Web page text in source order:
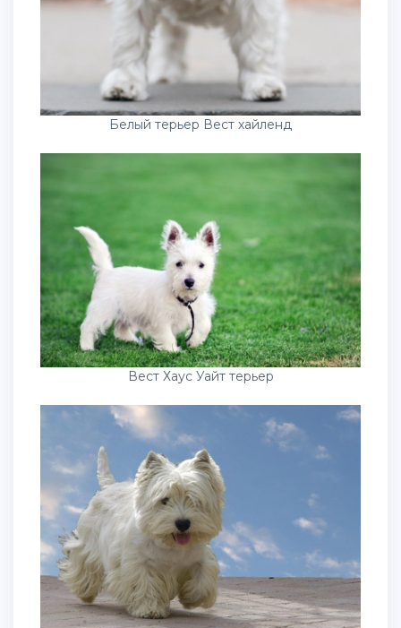
Белый терьер Вест хайленд
Вест Хаус Уайт терьер